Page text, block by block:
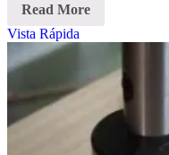
Read More
Vista Rápida